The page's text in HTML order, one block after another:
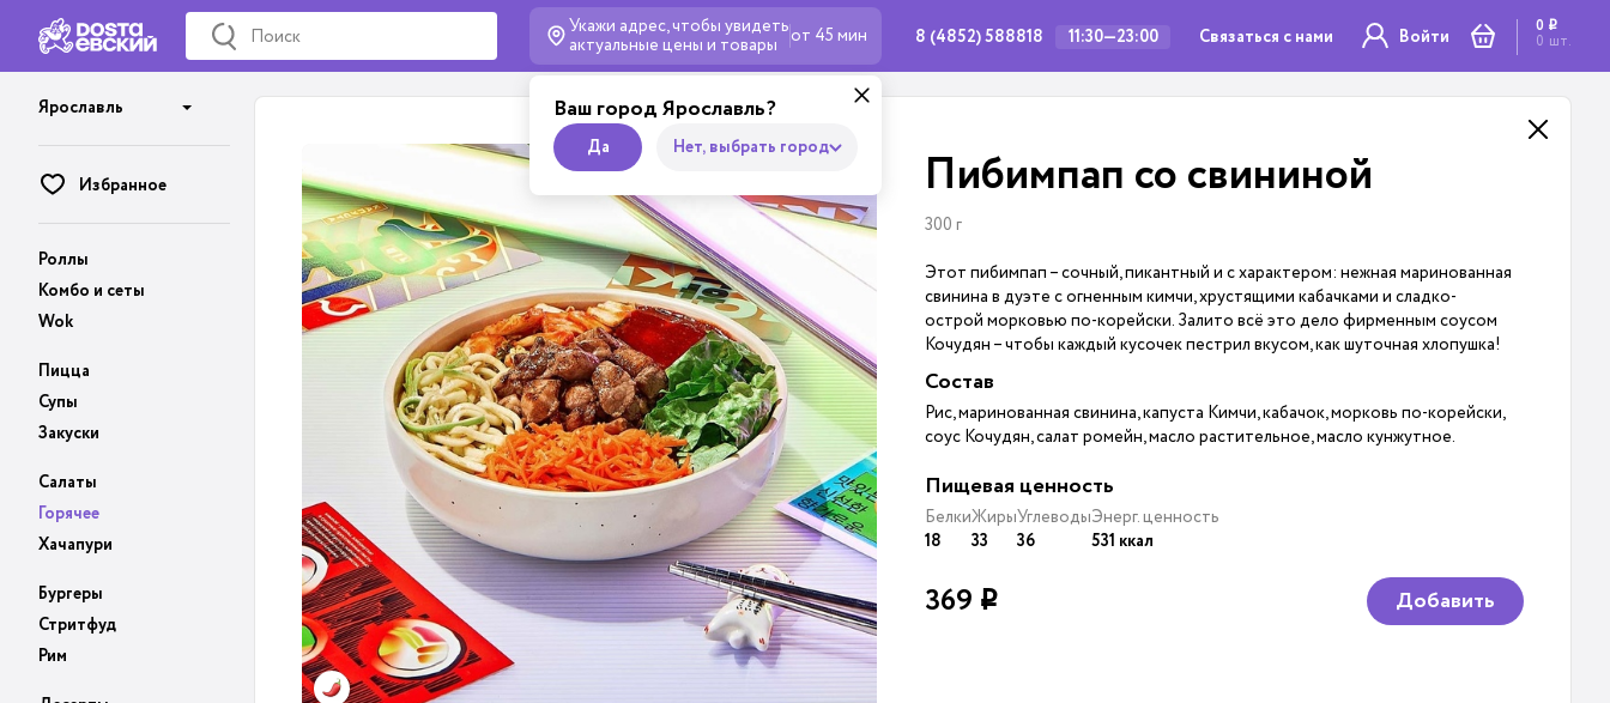
Укажи адрес, чтобы увидеть
актуальные цены и товары от 45 мин
Ваш город Ярославль?
Да Нет, выбрать город
8 (4852) 588818 11:30—23:00 Связаться с нами Войти 0 i
0 шт.
Ярославль
Избранное
Роллы
Комбо и сеты
Wok
Пицца
Супы
Закуски
Салаты
Горячее
Хачапури
Бургеры
Стритфуд
Рим
Пибимпап со свининой
300 г
Этот пибимпап – сочный, пикантный и с характером: нежная маринованная
свинина в дуэте с огненным кимчи, хрустящими кабачками и сладко-
острой морковью по-корейски. Залито всё это дело фирменным соусом
Кочудян – чтобы каждый кусочек пестрил вкусом, как шуточная хлопушка!
Состав
Рис, маринованная свинина, капуста Кимчи, кабачок, морковь по-корейски,
соус Кочудян, салат ромейн, масло растительное, масло кунжутное.
Пищевая ценность
Белки
18
Жиры
33
Углеводы
36
Энерг. ценность
531 ккал
369 i Добавить